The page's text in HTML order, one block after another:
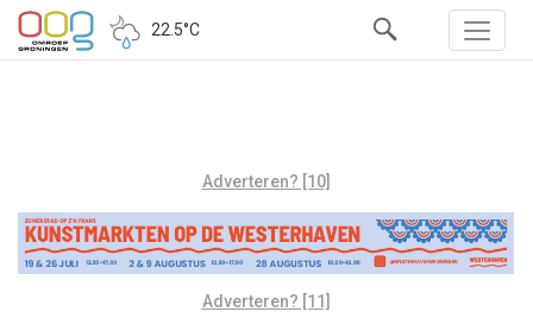
22.5°C
Adverteren? [10]
Adverteren? [11]